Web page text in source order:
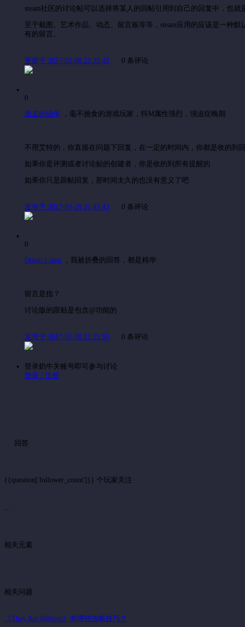
steam社区的讨论帖可以选择将某人的回帖引用到自己的回复中，也就
至于截图、艺术作品、动态、留言板等等，steam应用的应该是一种
有的留言。
更新于 2017-02-08 22:35:42 0 条评论
0
逝去的锦年 ， 毫不挑食的游戏玩家，抖M属性强烈，强迫症晚期
不用艾特的，你直接在问题下回复，在一定的时间内，你都是收的到回
如果你是评测或者讨论贴的创建者，你是收的到所有提醒的
如果你只是跟帖回复，那时间太久的也没有意义了吧
发布于 2017-03-20 21:45:43 0 条评论
0
Doom Liang ， 我被折叠的回答，都是精华
留言是指？
讨论版的跟贴是包含@功能的
发布于 2017-02-08 21:25:55 0 条评论
登录奶牛关账号即可参与讨论
登录 / 注册
回答
{{question['follower_count']}} 个玩家关注
相关元素
相关问题
《They Are Billions》有哪些攻略技巧？